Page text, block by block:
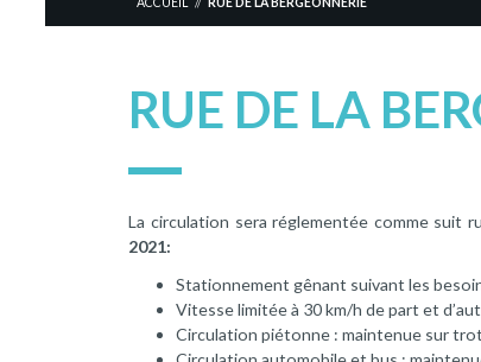
//
RUE DE LA
La circulation sera réglementée comme suit
2021:
Stationnement gênant suivant les
Vitesse limitée à 30 km/h de part et
Circulation piétonne : maintenue sur